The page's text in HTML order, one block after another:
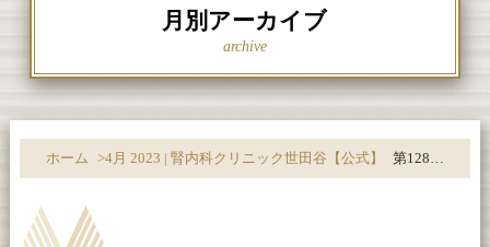
月別アーカイブ
archive
ホーム >4月 2023 | 腎内科クリニック世田谷【公式】 第128回 元気で長生き講座【2023年4月号】